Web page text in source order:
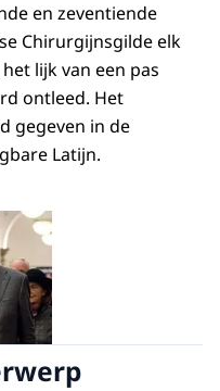
en zeventiende
Chirurgijnsgilde elk
lijk van een pas
ontleed. Het
gegeven in de
Latijn.
Open de galerij in vergrote